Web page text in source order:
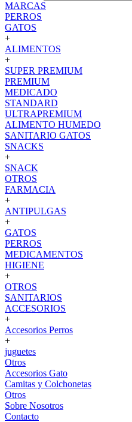
MARCAS
PERROS
GATOS
+
ALIMENTOS
+
SUPER PREMIUM
PREMIUM
MEDICADO
STANDARD
ULTRAPREMIUM
ALIMENTO HUMEDO
SANITARIO GATOS
SNACKS
+
SNACK
OTROS
FARMACIA
+
ANTIPULGAS
+
GATOS
PERROS
MEDICAMENTOS
HIGIENE
+
OTROS
SANITARIOS
ACCESORIOS
+
Accesorios Perros
+
juguetes
Otros
Accesorios Gato
Camitas y Colchonetas
Otros
Sobre Nosotros
Contacto